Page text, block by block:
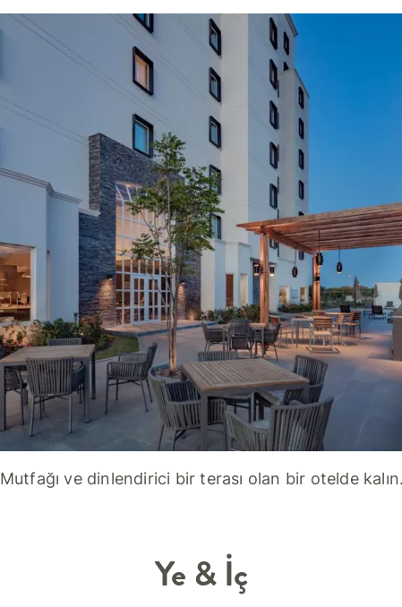
Mutfağı ve dinlendirici bir terası olan bir otelde
Ye & İç